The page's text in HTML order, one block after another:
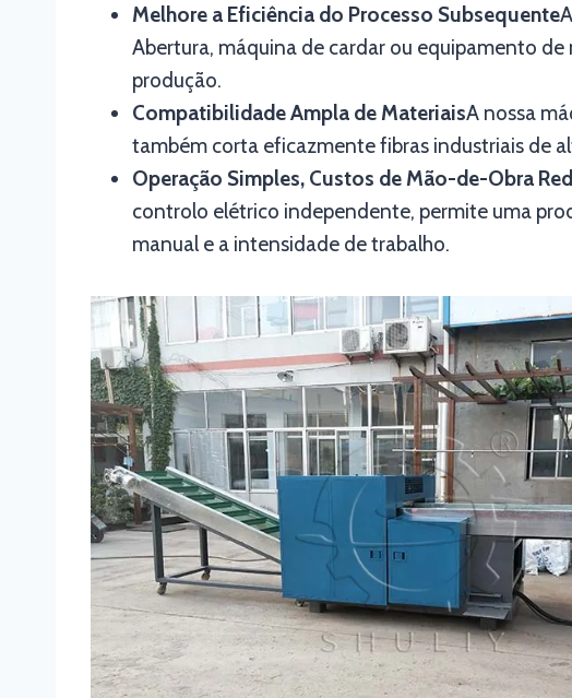
Melhore a Eficiência do Processo Subsequente
Abertura, máquina de cardar ou equipamento
produção.
Compatibilidade Ampla de MateriaisA nossa
também corta eficazmente fibras industriais de
Operação Simples, Custos de Mão-de-Obra
controlo elétrico independente, permite uma
manual e a intensidade de trabalho.